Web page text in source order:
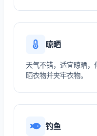
晾晒
天气不错，适宜晾晒
晒衣物并夹牢衣物。
钓鱼